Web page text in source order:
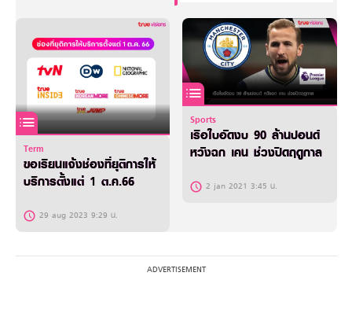
Term
ขอเรียนแจ้งช่องที่ยุติการให้
บริการตั้งแต่ 1 ต.ค.66
29 aug 2023 9:29 น.
Sports
เรือใบอัดงบ 90 ล้านปอนด์
หวังฉก เคน ช่วงปิดฤดูกาล
2 jan 2021 3:45 น.